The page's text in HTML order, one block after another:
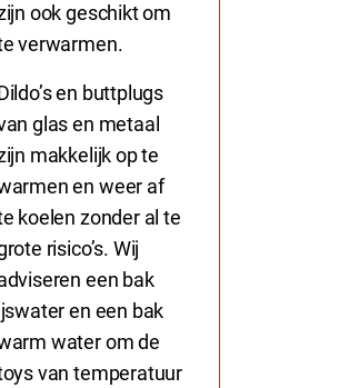
ook geschikt om
verwarmen.
en buttplugs
glas en metaal
makkelijk op te
en weer af
koelen zonder al te
risico’s. Wij
een bak
en een bak
water om de
van temperatuur